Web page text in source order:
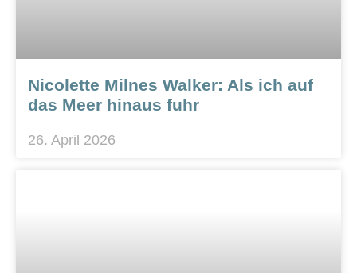
Nicolette Milnes Walker: Als ich auf
das Meer hinaus fuhr
26. April 2026